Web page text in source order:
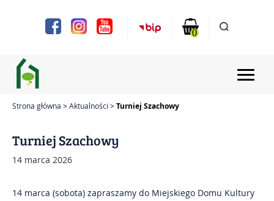
system
ułatwień
dostępu.
0
Projekty
Strona główna Aktualności Turniej Szachowy
Turniej Szachowy
14 marca 2026
14 marca (sobota) zapraszamy do Miejskiego Domu Kultury